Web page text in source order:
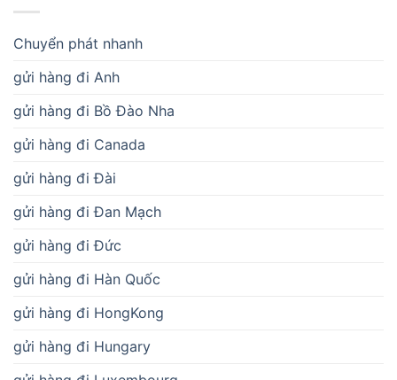
Chuyển phát nhanh
gửi hàng đi Anh
gửi hàng đi Bồ Đào Nha
gửi hàng đi Canada
gửi hàng đi Đài
gửi hàng đi Đan Mạch
gửi hàng đi Đức
gửi hàng đi Hàn Quốc
gửi hàng đi HongKong
gửi hàng đi Hungary